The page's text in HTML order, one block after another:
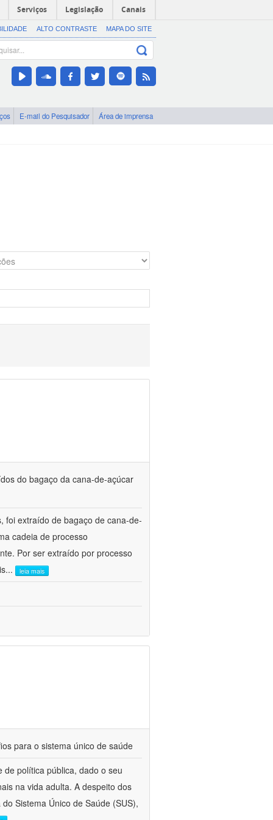
Serviços Legislação Canais
ALTO CONTRASTE MAPA DO SITE
E-mail do Pesquisador Área de imprensa
do bagaço da cana-de-açúcar
foi extraído de bagaço de cana-de-
cadeia de processo
Por ser extraído por processo
... leia mais
para o sistema único de saúde
política pública, dado o seu
na vida adulta. A despeito dos
Sistema Único de Saúde (SUS),